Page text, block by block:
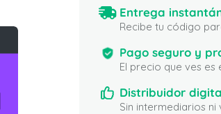
Entrega
Recibe tu código
Pago seguro y
El precio que ves
Distribuidor
Sin intermediarios